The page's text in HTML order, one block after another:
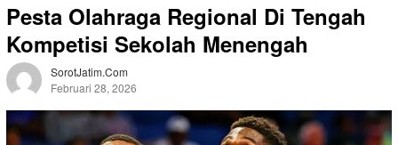
l
e
Pesta Olahraga Regional Di Tengah
Kompetisi Sekolah Menengah
SorotJatim.com
Februari 28, 2026